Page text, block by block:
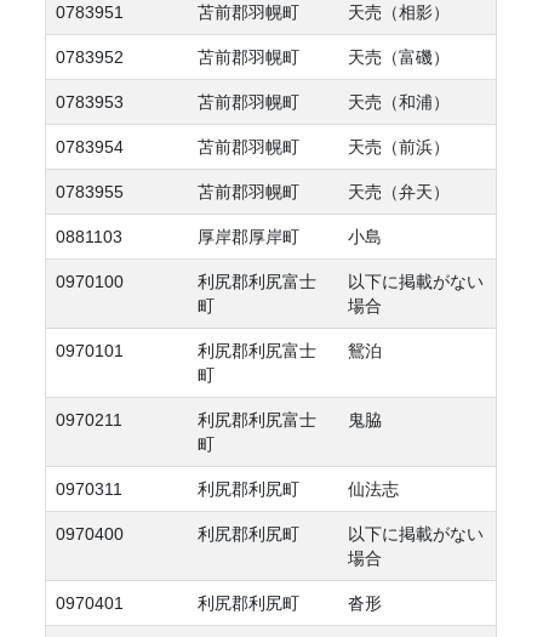
0783951 苫前郡羽幌町 天売（相影）
0783952 苫前郡羽幌町 天売（富磯）
0783953 苫前郡羽幌町 天売（和浦）
0783954 苫前郡羽幌町 天売（前浜）
0783955 苫前郡羽幌町 天売（弁天）
0881103 厚岸郡厚岸町 小島
0970100
利尻郡利尻富士
町
以下に掲載がない
場合
0970101
利尻郡利尻富士
町
鴛泊
0970211
利尻郡利尻富士
町
鬼脇
0970311 利尻郡利尻町 仙法志
0970400 利尻郡利尻町
以下に掲載がない
場合
0970401 利尻郡利尻町 沓形